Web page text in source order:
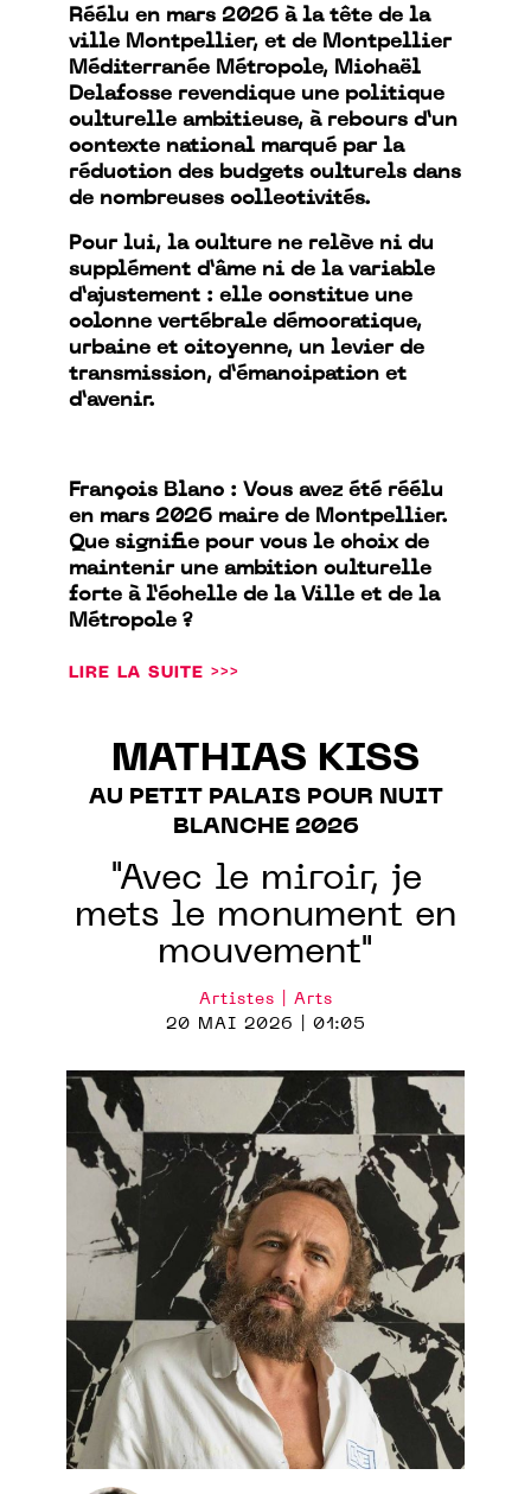
Réélu en mars 2026 à la tête de la
ville Montpellier, et de Montpellier
Méditerranée Métropole, Michaël
Delafosse revendique une politique
culturelle ambitieuse, à rebours d’un
contexte national marqué par la
réduction des budgets culturels dans
de nombreuses collectivités.
Pour lui, la culture ne relève ni du
supplément d’âme ni de la variable
d’ajustement : elle constitue une
colonne vertébrale démocratique,
urbaine et citoyenne, un levier de
transmission, d’émancipation et
d’avenir.
François Blanc : Vous avez été réélu
en mars 2026 maire de Montpellier.
Que signifie pour vous le choix de
maintenir une ambition culturelle
forte à l’échelle de la Ville et de la
Métropole ?
LIRE LA SUITE >>>
MATHIAS KISS
AU PETIT PALAIS POUR NUIT
BLANCHE 2026
"Avec le miroir, je
mets le monument en
mouvement"
Artistes | Arts
20 MAI 2026 | 01:05